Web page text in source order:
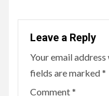
Leave a Reply
Your email
fields are marked*
Comment*